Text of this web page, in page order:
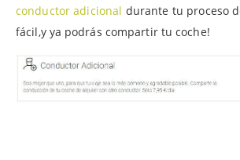
conductor adicional durante tu proceso
fácil,y ya podrás compartir tu coche!